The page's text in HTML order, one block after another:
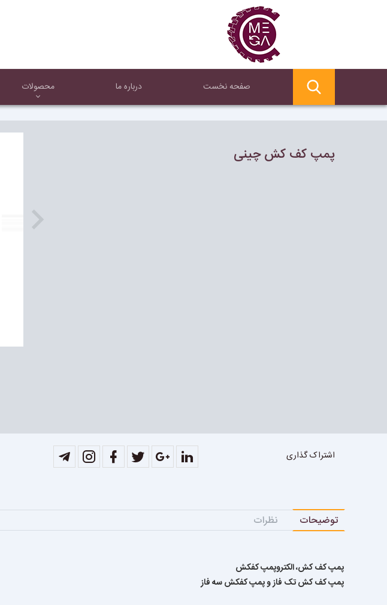
صفحه نخست درباره ما محصولات
پمپ كف كش چينى
اشتراک گذاری
توضیحات نظرات
پمپ کف کش، الکتروپمپ کفکش
پمپ کف کش تک فاز و پمپ کفکش سه فاز